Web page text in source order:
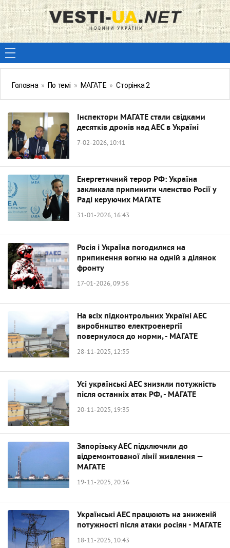
Головна » По темі » МАГАТЕ » Сторінка 2
Інспектори МАГАТЕ стали свідками
десятків дронів над АЕС в Україні
7-02-2026, 10:41
Енергетичний терор РФ: Україна
закликала припинити членство Росії у
Раді керуючих МАГАТЕ
31-01-2026, 16:43
Росія і Україна погодилися на
припинення вогню на одній з ділянок
фронту
17-01-2026, 09:56
На всіх підконтрольних Україні АЕС
виробництво електроенергії
повернулося до норми, - МАГАТЕ
28-11-2025, 12:55
Усі українські АЕС знизили потужність
після останніх атак РФ, - МАГАТЕ
20-11-2025, 19:35
Запорізьку АЕС підключили до
відремонтованої лінії живлення —
МАГАТЕ
19-11-2025, 20:56
Українські АЕС працюють на зниженій
потужності після атаки росіян - МАГАТЕ
18-11-2025, 10:43